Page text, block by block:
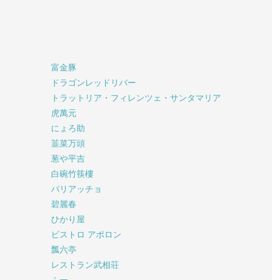
富金豚
ドラゴンレッドリバー
トラットリア・フィレンツェ・サンタマリア
虎萬元
にょろ助
韮菜万頭
葱や平吉
白碗竹筷樓
パリアッチョ
碧麗春
ひかり屋
ビストロ アポロン
瓢六亭
レストラン武相荘